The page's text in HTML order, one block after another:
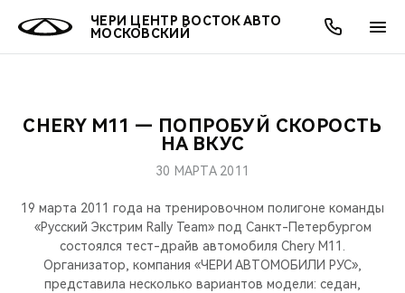
ЧЕРИ ЦЕНТР ВОСТОК АВТО
МОСКОВСКИЙ
МОДЕЛИ
КРОССОВЕРЫ
ПОКУПАТЕЛЯМ
КРЕДИТ И СТРАХОВАНИЕ
ВЛАДЕЛЬЦАМ
ЗАПЧАСТИ И АКСЕССУАРЫ
ПОДДЕРЖКА
МИР CHERY
О БРЕНДЕ
CHERY В СОЦСЕТЯХ
АКЦИИ
ОНЛАЙН СЕРВИСЫ
КРЕДИТ
О КОМПАНИИ
МЫ В СОЦСЕТЯХ
CHERY M11 — ПОПРОБУЙ СКОРОСТЬ
НА ВКУС
30 МАРТА 2011
19 марта 2011 года на тренировочном полигоне команды
«Русский Экстрим Rally Team» под Санкт-Петербургом
состоялся тест-драйв автомобиля Chery М11.
Организатор, компания «ЧЕРИ АВТОМОБИЛИ РУС»,
представила несколько вариантов модели: седан,